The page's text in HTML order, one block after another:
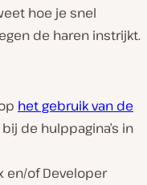
hoe je snel
de haren instrijkt.
het gebruik van de
de hulppagina’s in
en/of Developer